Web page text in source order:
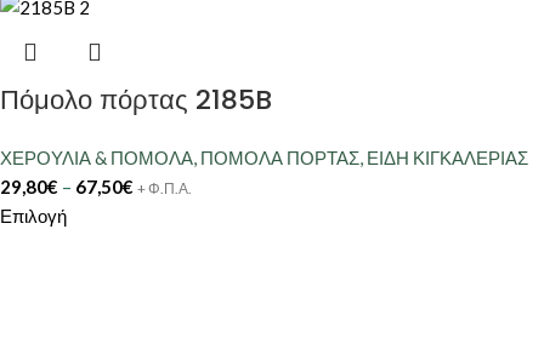
Πόμολο πόρτας 2185B
ΧΕΡΟΥΛΙΑ & ΠΟΜΟΛΑ, ΠΟΜΟΛΑ ΠΟΡΤΑΣ, ΕΙΔΗ ΚΙΓΚΑΛΕΡΙΑΣ
29,80€ – 67,50€ + Φ.Π.Α.
Επιλογή